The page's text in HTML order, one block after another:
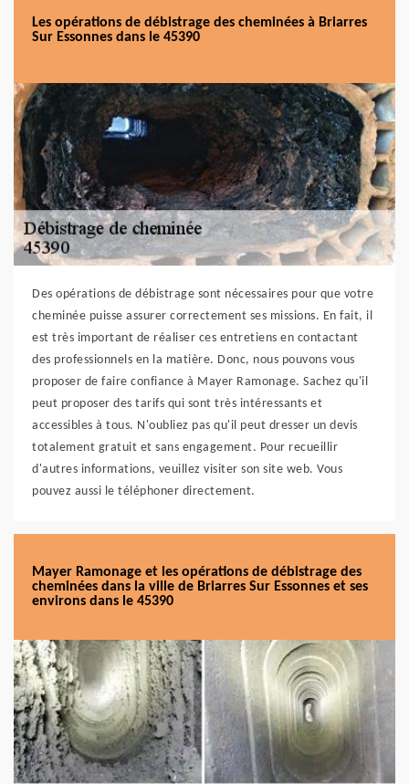
Les opérations de débistrage des cheminées à Briarres
Sur Essonnes dans le 45390
Des opérations de débistrage sont nécessaires pour que votre
cheminée puisse assurer correctement ses missions. En fait, il
est très important de réaliser ces entretiens en contactant
des professionnels en la matière. Donc, nous pouvons vous
proposer de faire confiance à Mayer Ramonage. Sachez qu'il
peut proposer des tarifs qui sont très intéressants et
accessibles à tous. N'oubliez pas qu'il peut dresser un devis
totalement gratuit et sans engagement. Pour recueillir
d'autres informations, veuillez visiter son site web. Vous
pouvez aussi le téléphoner directement.
Mayer Ramonage et les opérations de débistrage des
cheminées dans la ville de Briarres Sur Essonnes et ses
environs dans le 45390